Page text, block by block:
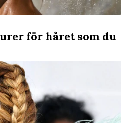
för håret som du